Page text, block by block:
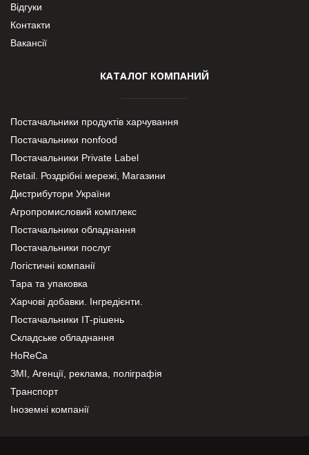
Відгуки
Контакти
Вакансії
КАТАЛОГ КОМПАНИЙ
Постачальники продуктів харчування
Постачальники nonfood
Постачальники Private Label
Retail. Роздрібні мережі, Магазини
Дистрибутори України
Агропромисловий комплекс
Постачальники обладнання
Постачальники послуг
Логістичні компанії
Тара та упаковка
Харчові добавки. Інгредієнти.
Постачальники IT-рішень
Складське обладнання
HoReCa
ЗМІ, Агенції, реклама, поліграфія
Транспорт
Іноземні компанії